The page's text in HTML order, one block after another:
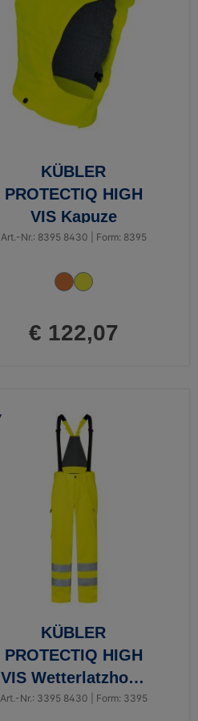
KÜBLER
PROTECTIQ HIGH
VIS Kapuze
Art.-Nr.: 8395 8430 | Form: 8395
€ 122,07
KÜBLER
PROTECTIQ HIGH
VIS Wetterlatzhose
ARC2 PSA 3
Art.-Nr.: 3395 8430 | Form: 3395